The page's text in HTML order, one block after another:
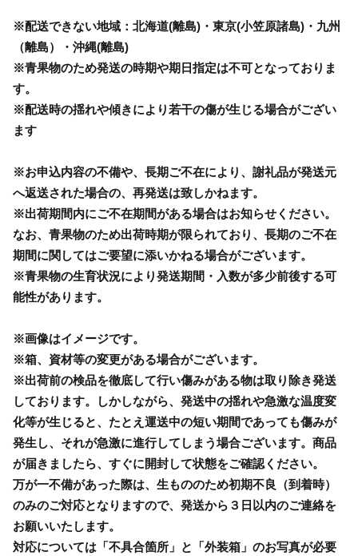
※配送できない地域：北海道(離島)・東京(小笠原諸島)・九州
（離島）・沖縄(離島)
※青果物のため発送の時期や期日指定は不可となっておりま
す。
※配送時の揺れや傾きにより若干の傷が生じる場合がござい
ます
※お申込内容の不備や、長期ご不在により、謝礼品が発送元
へ返送された場合の、再発送は致しかねます。
※出荷期間内にご不在期間がある場合はお知らせください。
なお、青果物のため出荷時期が限られており、長期のご不在
期間に関してはご要望に添いかねる場合がございます。
※青果物の生育状況により発送期間・入数が多少前後する可
能性があります。
※画像はイメージです。
※箱、資材等の変更がある場合がございます。
※出荷前の検品を徹底して行い傷みがある物は取り除き発送
しております。しかしながら、発送中の揺れや急激な温度変
化等が生じると、たとえ運送中の短い期間であっても傷みが
発生し、それが急激に進行してしまう場合ございます。商品
が届きましたら、すぐに開封して状態をご確認ください。
万が一不備があった際は、生もののため初期不良（到着時）
のみのご対応となりますので、発送から３日以内のご連絡を
お願いいたします。
対応については「不具合箇所」と「外装箱」のお写真が必要